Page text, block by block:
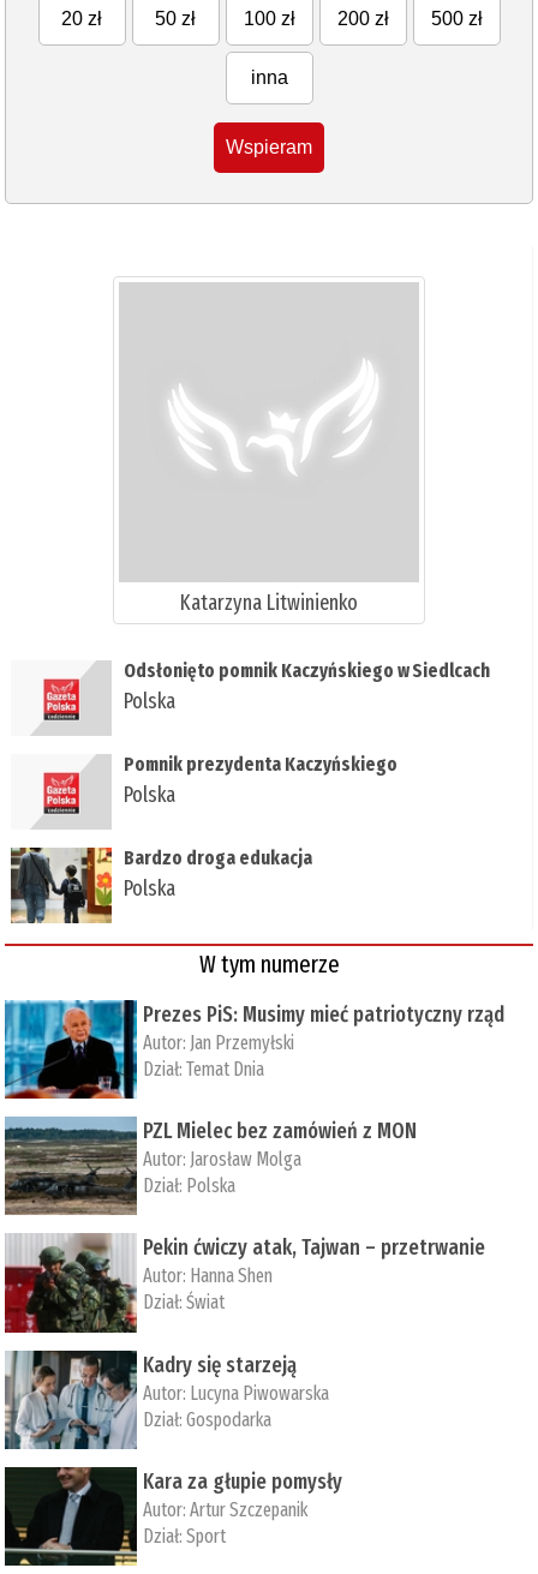
20 zł 50 zł 100 zł 200 zł 500 zł
inna
Wspieram
Katarzyna Litwinienko
Odsłonięto pomnik Kaczyńskiego w Siedlcach
Polska
Pomnik prezydenta Kaczyńskiego
Polska
Bardzo droga edukacja
Polska
W tym numerze
Prezes PiS: Musimy mieć patriotyczny rząd
Autor: Jan Przemyłski
Dział:Temat Dnia
PZL Mielec bez zamówień z MON
Autor: Jarosław Molga
Dział: Polska
Pekin ćwiczy atak, Tajwan – przetrwanie
Autor: ­Hanna Shen
Dział:Świat
Kadry się starzeją
Autor: Lucyna Piwowarska
Dział:Gospodarka
Kara za głupie pomysły
Autor:Artur Szczepanik
Dział:Sport